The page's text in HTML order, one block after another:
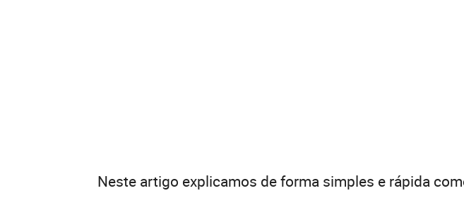
Neste artigo explicamos de forma simples e rápida